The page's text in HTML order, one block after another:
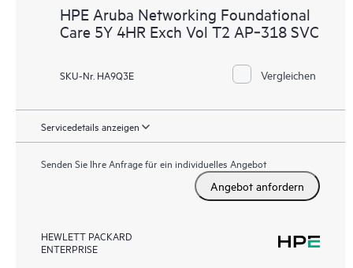
HPE Aruba Networking Foundational
Care 5Y 4HR Exch Vol T2 AP‑318 SVC
SKU-Nr. HA9Q3E Vergleichen
Servicedetails anzeigen
Senden Sie Ihre Anfrage für ein individuelles Angebot
Angebot anfordern
HEWLETT PACKARD
ENTERPRISE